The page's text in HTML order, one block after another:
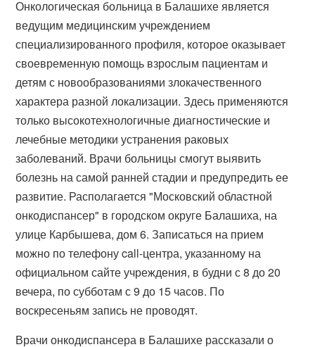
Онкологическая больница в Балашихе является
ведущим медицинским учреждением
специализированного профиля, которое оказывает
своевременную помощь взрослым пациентам и
детям с новообразованиями злокачественного
характера разной локализации. Здесь применяются
только высокотехнологичные диагностические и
лечебные методики устранения раковых
заболеваний. Врачи больницы смогут выявить
болезнь на самой ранней стадии и предупредить ее
развитие. Располагается "Московский областной
онкодиспансер" в городском округе Балашиха, на
улице Карбышева, дом 6. Записаться на прием
можно по телефону call-центра, указанному на
официальном сайте учреждения, в будни с 8 до 20
вечера, по субботам с 9 до 15 часов. По
воскресеньям запись не проводят.
Врачи онкодиспансера в Балашихе рассказали о